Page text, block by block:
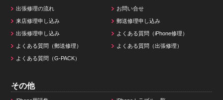
出張修理の流れ お問い合せ
来店修理申し込み 郵送修理申し込み
出張修理申し込み よくある質問（iPhone修理）
よくある質問（郵送修理） よくある質問（出張修理）
よくある質問（G-PACK）
その他